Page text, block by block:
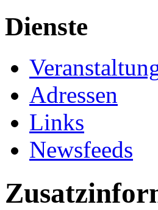
Dienste
Adressen
Links
Newsfeeds